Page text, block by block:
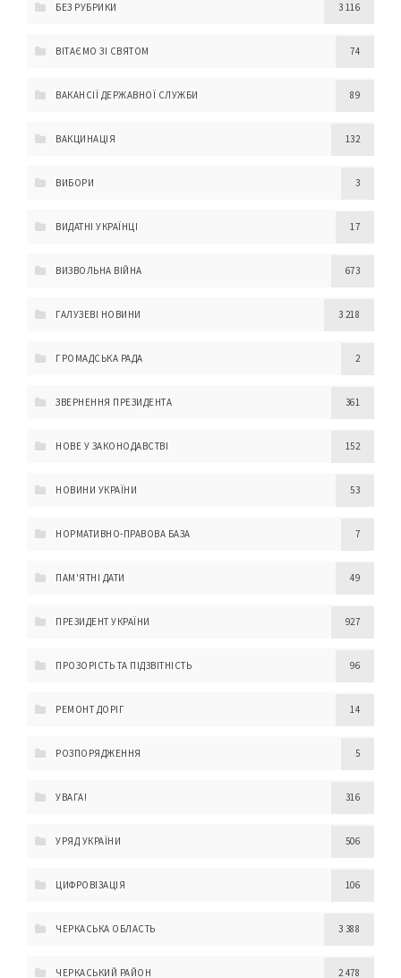
БЕЗ РУБРИКИ 3 116
ВІТАЄМО ЗІ СВЯТОМ 74
ВАКАНСІЇ ДЕРЖАВНОЇ СЛУЖБИ 89
ВАКЦИНАЦІЯ 132
ВИБОРИ 3
ВИДАТНІ УКРАЇНЦІ 17
ВИЗВОЛЬНА ВІЙНА 673
ГАЛУЗЕВІ НОВИНИ 3 218
ГРОМАДСЬКА РАДА 2
ЗВЕРНЕННЯ ПРЕЗИДЕНТА 361
НОВЕ У ЗАКОНОДАВСТВІ 152
НОВИНИ УКРАЇНИ 53
НОРМАТИВНО-ПРАВОВА БАЗА 7
ПАМ'ЯТНІ ДАТИ 49
ПРЕЗИДЕНТ УКРАЇНИ 927
ПРОЗОРІСТЬ ТА ПІДЗВІТНІСТЬ 96
РЕМОНТ ДОРІГ 14
РОЗПОРЯДЖЕННЯ 5
УВАГА! 316
УРЯД УКРАЇНИ 506
ЦИФРОВІЗАЦІЯ 106
ЧЕРКАСЬКА ОБЛАСТЬ 3 388
ЧЕРКАСЬКИЙ РАЙОН 2 478